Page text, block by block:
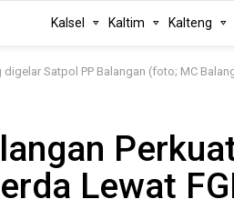
Kalsel Kaltim Kalteng
Satpol PP Balangan (foto; MC
Lewat